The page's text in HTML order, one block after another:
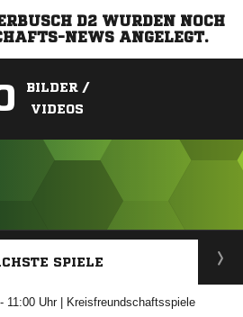
D2 WURDEN NOCH
NEWS ANGELEGT.
BILDER /
VIDEOS
ANZEIGE
SPIELE
11:00 Uhr | Kreisfreundschaftsspiele